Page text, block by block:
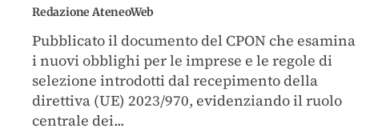
Redazione AteneoWeb
Pubblicato il documento del CPON che esamina
i nuovi obblighi per le imprese e le regole di
selezione introdotti dal recepimento della
direttiva (UE) 2023/970, evidenziando il ruolo
centrale dei...